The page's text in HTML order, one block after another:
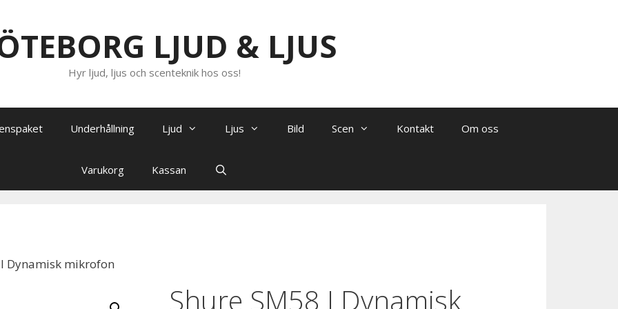
LJUD & LJUS
Hyr ljud, ljus och scenteknik hos oss!
Underhållning Ljud Ljus Bild Scen Kontakt Om oss
Varukorg Kassan
Dynamisk mikrofon
Shure SM58 I Dynamisk